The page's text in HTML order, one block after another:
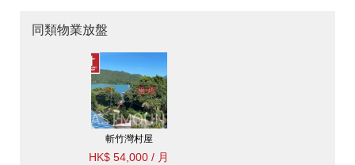
同類物業放盤
斬竹灣村屋
HK$ 54,000 / 月